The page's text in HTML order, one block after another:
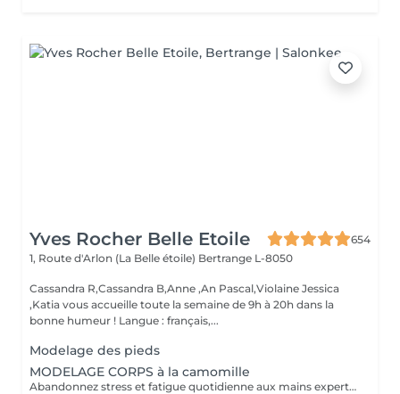
Yves Rocher Belle Etoile
654
1, Route d'Arlon (La Belle étoile) Bertrange L-8050
Cassandra R,Cassandra B,Anne ,An Pascal,Violaine Jessica
,Katia vous accueille toute la semaine de 9h à 20h dans la
bonne humeur ! Langue : français,...
Modelage des pieds
MODELAGE CORPS à la camomille
Abandonnez stress et fatigue quotidienne aux mains expertes de notre estheticienne. Sa gestuelle manuelle libere instantanement chacun de vos points de tension depuis les pieds jusqu à la nuque Le doux parfum fleuri de la camomille enveloppe votre corps et apaise vos sens et votre esprit. lacher prise dans un incroyable moment de detente . Vous etes apaisée et detendue.